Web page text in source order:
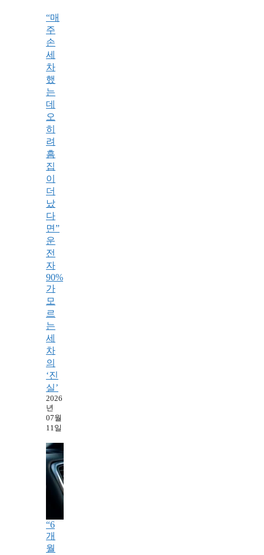
“매
주
손
세
차
했
는
데
오
히
려
흠
집
이
더
났
다
면”
운
전
자
90%
가
모
르
는
세
차
의
‘진
실’
2026
년
07월
11일
“6
개
월